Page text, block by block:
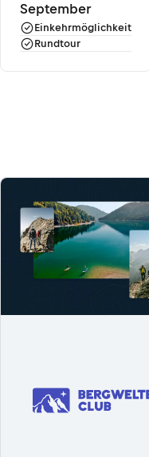
September
Einkehrmöglichkeit
Rundtour